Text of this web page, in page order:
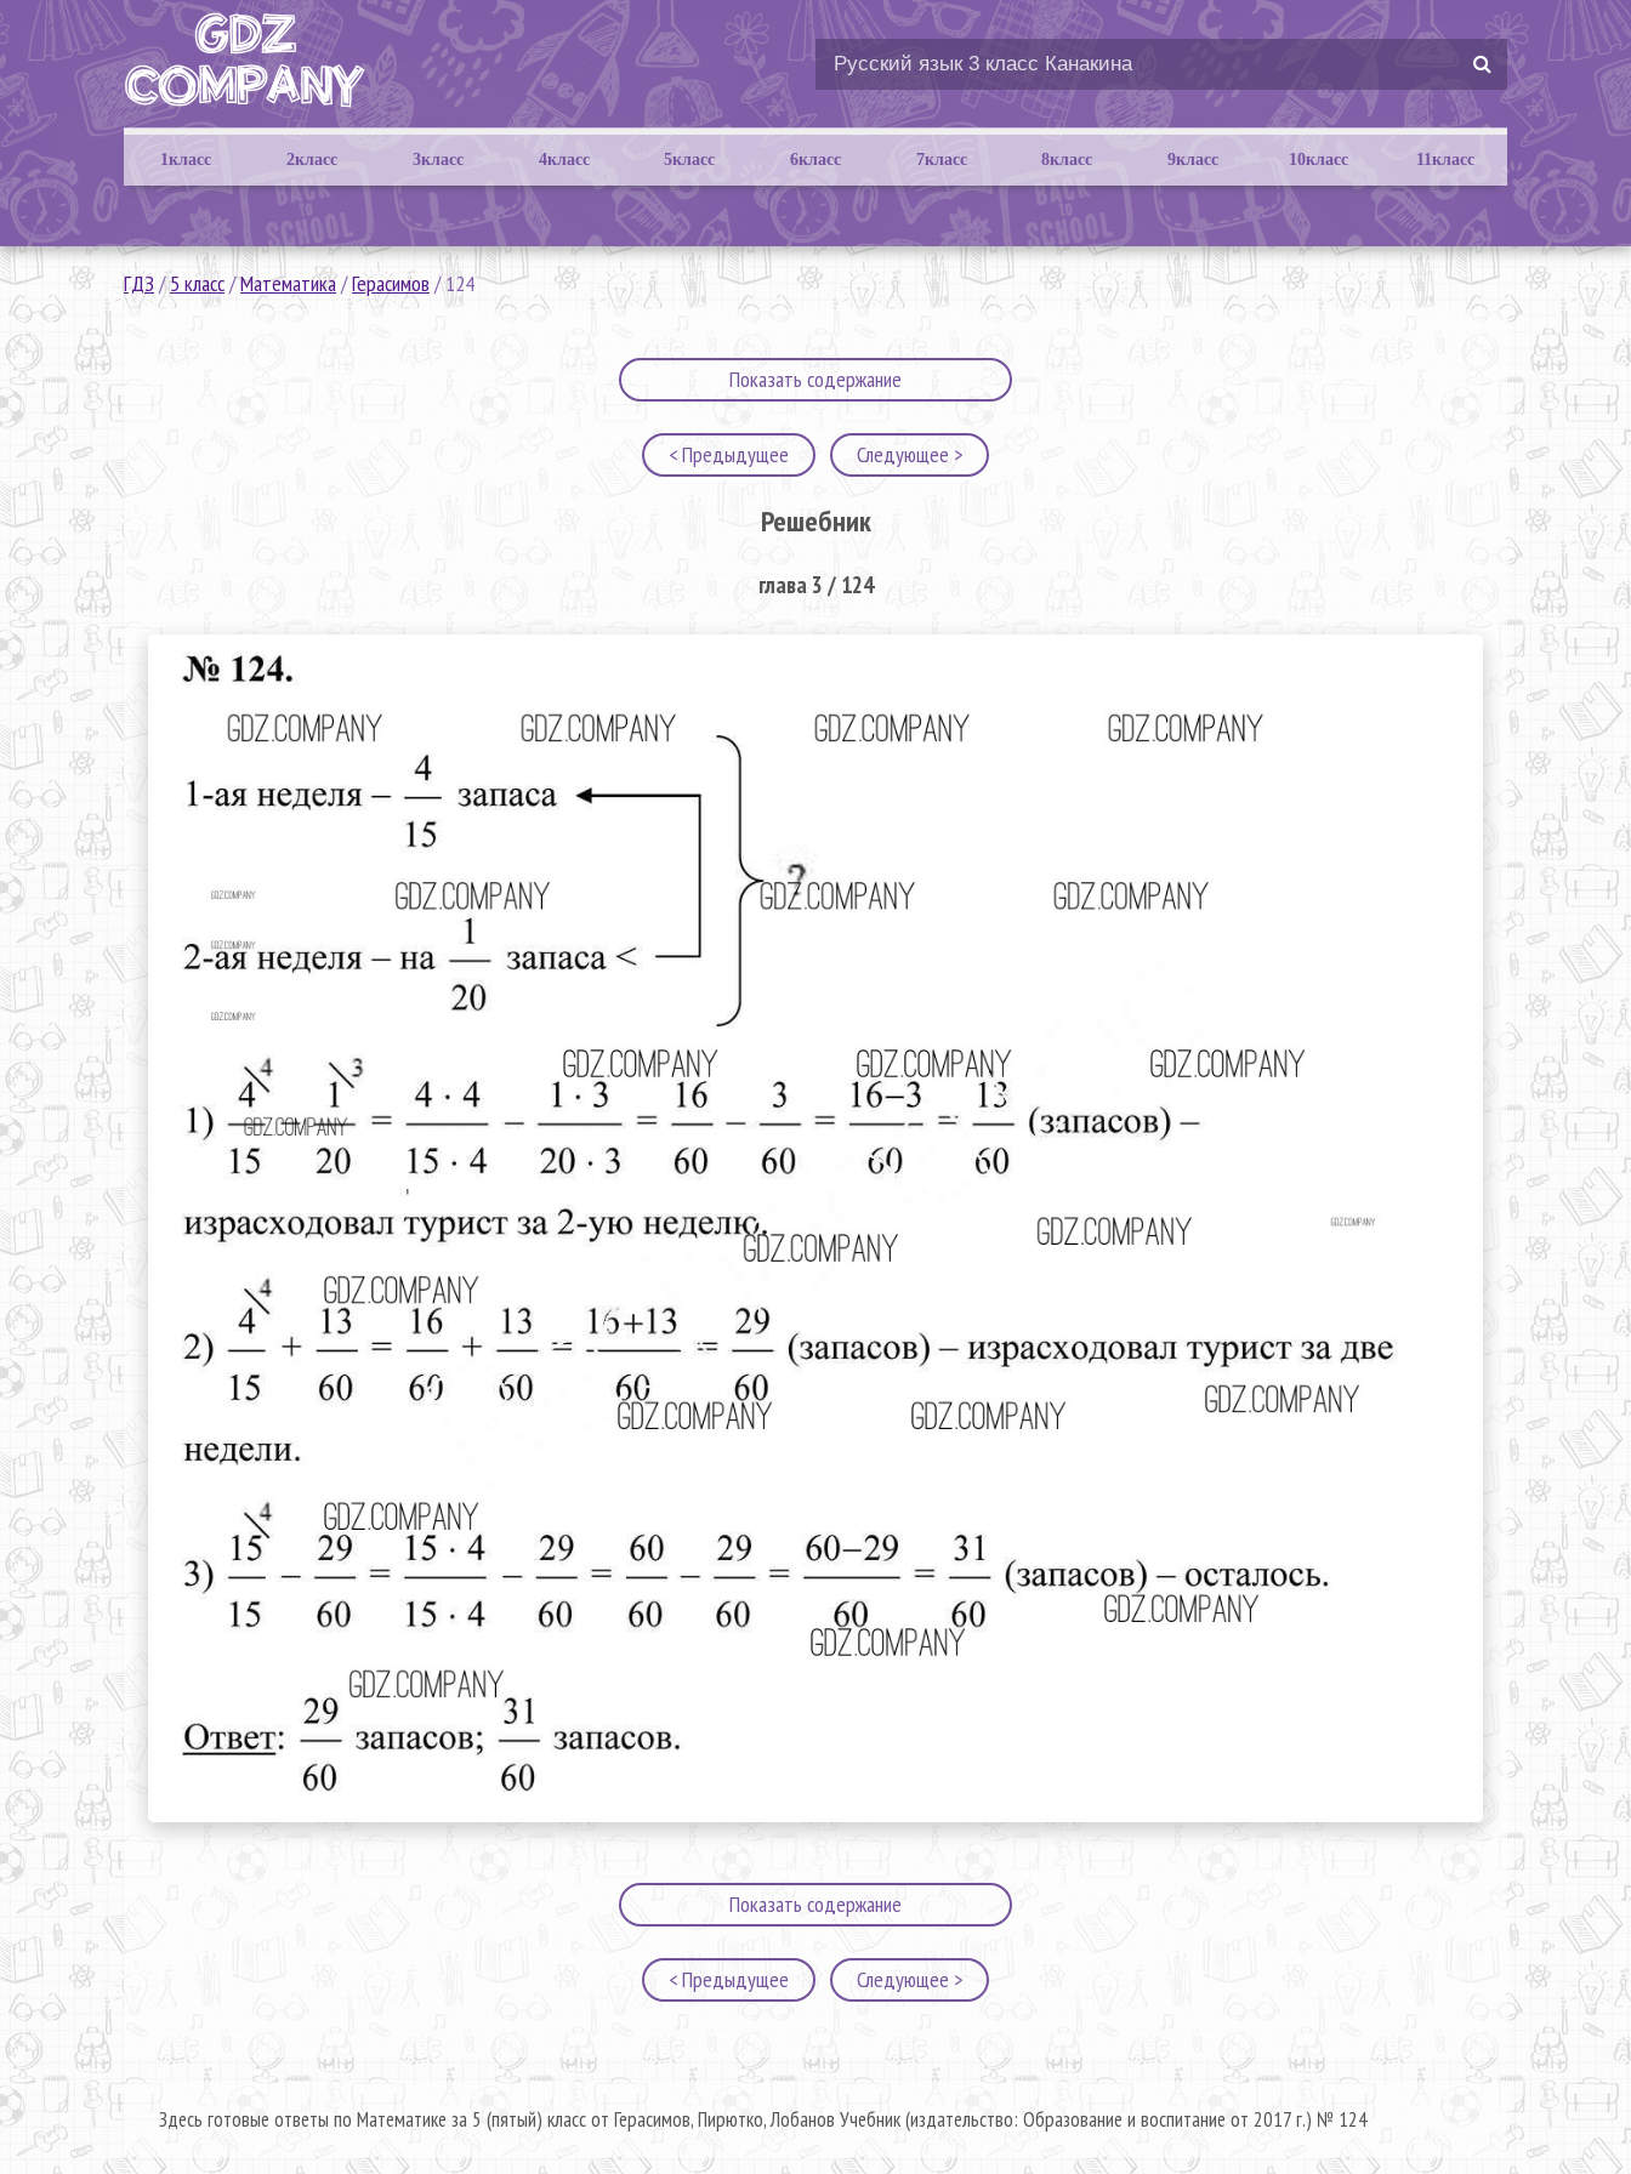
1класс 2класс 3класс 4класс 5класс 6класс 7класс 8класс 9класс 10класс 11класс
ГДЗ /5 класс/Математика/Герасимов /124
Показать содержание
< Предыдущее Следующее >
Решебник
глава 3 / 124
Показать содержание
< Предыдущее Следующее >
Здесь готовые ответы по Математике за 5 (пятый) класс от Герасимов, Пирютко, Лобанов Учебник (издательство: Образование и воспитание от 2017 г.) № 124